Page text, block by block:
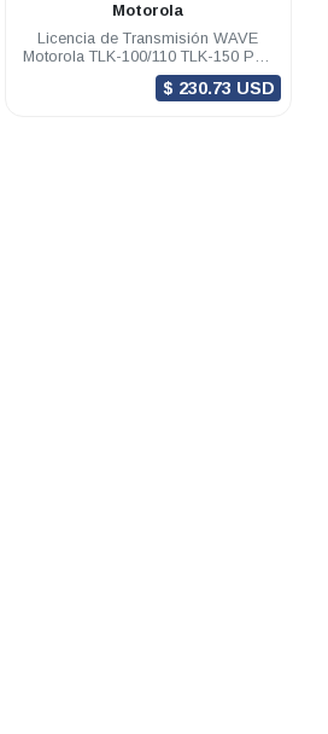
Motorola
Licencia de Transmisión WAVE
Motorola TLK-100/110 TLK-150 PTX
Vigencia 12 meses
$ 230.73 USD